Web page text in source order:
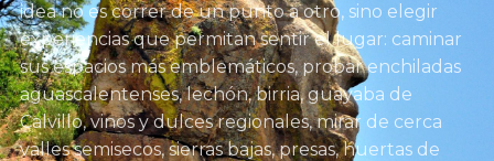
idea no es correr de un punto a otro, sino elegir
experiencias que permitan sentir el lugar: caminar
sus espacios más emblemáticos, probar enchiladas
aguascalentenses, lechón, birria, guayaba de
Calvillo, vinos y dulces regionales, mirar de cerca
valles semisecos, sierras bajas, presas, huertas de